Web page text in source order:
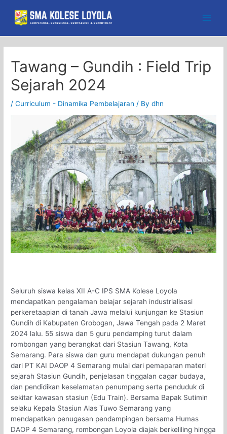
content
Tawang – Gundih : Field Trip
Sejarah 2024
/Curriculum - Dinamika Pembelajaran / Bydhn
Seluruh siswa kelas XII A-C IPS SMA Kolese Loyola
mendapatkan pengalaman belajar sejarah industrialisasi
perkeretaapian di tanah Jawa melalui kunjungan ke Stasiun
Gundih di Kabupaten Grobogan, Jawa Tengah pada 2 Maret
2024 lalu. 55 siswa dan 5 guru pendamping turut dalam
rombongan yang berangkat dari Stasiun Tawang, Kota
Semarang. Para siswa dan guru mendapat dukungan penuh
dari PT KAI DAOP 4 Semarang mulai dari pemaparan materi
sejarah Stasiun Gundih, penjelasan tinggalan cagar budaya,
dan pendidikan keselamatan penumpang serta penduduk di
sekitar kawasan stasiun (Edu Train). Bersama Bapak Sutimin
selaku Kepala Stasiun Alas Tuwo Semarang yang
mendapatkan penugasan pendampingan bersama Humas
DAOP 4 Semarang, rombongan Loyola diajak berkeliling hingga